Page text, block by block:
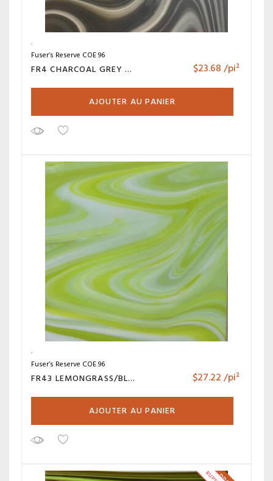
Fuser’s Reserve COE 96
FR4 CHARCOAL GREY AND OPAL $23.68/pi²
AJOUTER AU PANIER
Fuser’s Reserve COE 96
FR43 LEMONGRASS/BLANC $27.22/pi²
AJOUTER AU PANIER